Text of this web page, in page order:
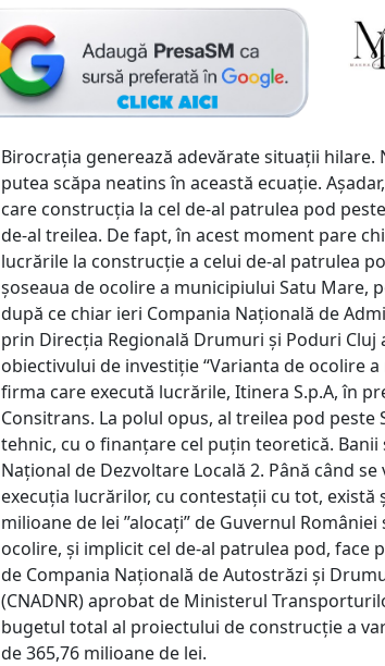
Birocrația generează adevărate situații hilare.
putea scăpa neatins în această ecuație.
care construcția la cel de-al patrulea pod
de-al treilea. De fapt, în acest moment pare
lucrările la construcție a celui de-al patrulea
șoseaua de ocolire a municipiului Satu Mare,
după ce chiar ieri Compania Națională de
prin Direcția Regională Drumuri și Poduri
obiectivului de investiție “Varianta de ocolire
firma care execută lucrările, Itinera S.p.A, în
Consitrans. La polul opus, al treilea pod peste
tehnic, cu o finanțare cel puțin teoretică.
Național de Dezvoltare Locală 2. Până când
execuția lucrărilor, cu contestații cu tot, există
milioane de lei ”alocați” de Guvernul
ocolire, și implicit cel de-al patrulea pod, face
de Compania Națională de Autostrăzi și
(CNADNR) aprobat de Ministerul
bugetul total al proiectului de construcție a
de 365,76 milioane de lei.